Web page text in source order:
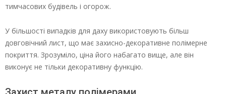
тимчасових будівель і огорож.
У більшості випадків для даху використовують більш
довговічний лист, що має захисно-декоративне полімерне
покриття. Зрозуміло, ціна його набагато вище, але він
виконує не тільки декоративну функцію.